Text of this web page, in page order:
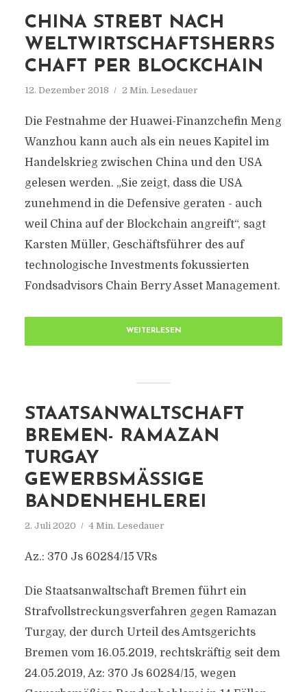
CHINA STREBT NACH
WELTWIRTSCHAFTSHERRS
CHAFT PER BLOCKCHAIN
12. Dezember 2018 2 Min. Lesedauer
Die Festnahme der Huawei-Finanzchefin Meng
Wanzhou kann auch als ein neues Kapitel im
Handelskrieg zwischen China und den USA
gelesen werden. „Sie zeigt, dass die USA
zunehmend in die Defensive geraten - auch
weil China auf der Blockchain angreift“, sagt
Karsten Müller, Geschäftsführer des auf
technologische Investments fokussierten
Fondsadvisors Chain Berry Asset Management.
WEITERLESEN
STAATSANWALTSCHAFT
BREMEN- RAMAZAN
TURGAY
GEWERBSMÄSSIGE B
ANDENHEHLEREI
2. Juli 2020 4 Min. Lesedauer
Az.: 370 Js 60284/15 VRs
Die Staatsanwaltschaft Bremen führt ein
Strafvollstreckungsverfahren gegen Ramazan
Turgay, der durch Urteil des Amtsgerichts
Bremen vom 16.05.2019, rechtskräftig seit dem
24.05.2019, Az: 370 Js 60284/15, wegen